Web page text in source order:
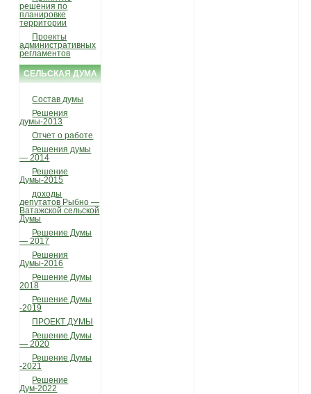
решения по
планировке
территории
Проекты
административных
регламентов
СЕЛЬСКАЯ ДУМА
Состав думы
Решения
думы-2013
Отчет о работе
Решения думы
— 2014
Решение
Думы-2015
доходы
депутатов Рыбно —
Ватажской сельской
Думы
Решение Думы
— 2017
Решения
Думы-2016
Решение Думы
2018
Решение Думы
-2019
ПРОЕКТ ДУМЫ
Решение Думы
— 2020
Решение Думы
-2021
Решение
Дум-2022